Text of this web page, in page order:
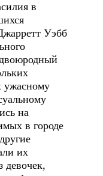
в
Уэбб
ужасному
на
в городе
их
девочек,